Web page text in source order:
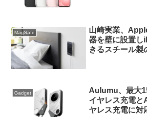
MagSafe
山崎実業、
器を壁に設置
きるスチール製
Gadget
Aulumu、最大
イヤレス充電
ヤレス充電に対